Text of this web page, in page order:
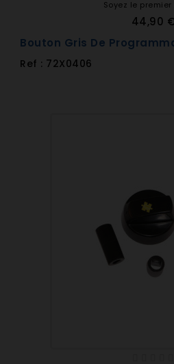
Soyez le
44,90 €
Bouton Gris De
Ref : 72X0406